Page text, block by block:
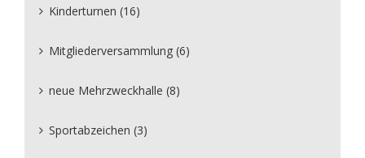
Kinderturnen (16)
Mitgliederversammlung (6)
neue Mehrzweckhalle (8)
Sportabzeichen (3)